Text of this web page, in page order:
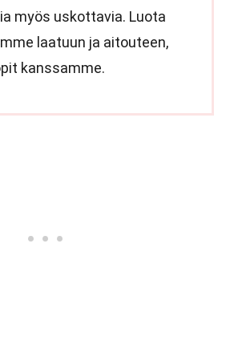
myös uskottavia. Luota
laatuun ja aitouteen,
kanssamme.